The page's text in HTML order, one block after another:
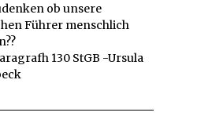
ob unsere
Führer menschlich
130 StGB -Ursula